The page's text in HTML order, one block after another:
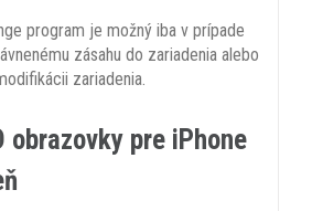
program je možný iba v prípade
zásahu do zariadenia alebo
zariadenia.
obrazovky pre iPhone